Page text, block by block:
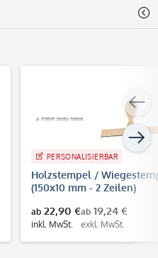
PERSONALISIERBAR
Holzstempel /
(150x10 mm - 2 Zeilen)
ab 22,90 €
inkl. MwSt.
ab 19,24 €
exkl. MwSt.